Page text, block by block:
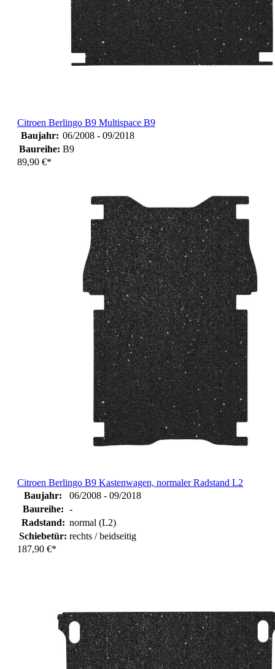
Citroen Berlingo B9 Multispace B9
Baujahr: 06/2008 - 09/2018
Baureihe: B9
89,90 €*
Citroen Berlingo B9 Kastenwagen, normaler Radstand L2
Baujahr:
06/2008 - 09/2018
Baureihe: -
Radstand: normal (L2)
Schiebetür: rechts / beidseitig
187,90 €*